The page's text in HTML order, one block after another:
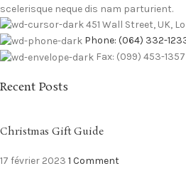
scelerisque neque dis nam parturient.
451 Wall Street, UK,
Phone: (064) 332-
Fax: (099) 453-1357
Recent Posts
Christmas Gift Guide
17 février 2023 1 Comment